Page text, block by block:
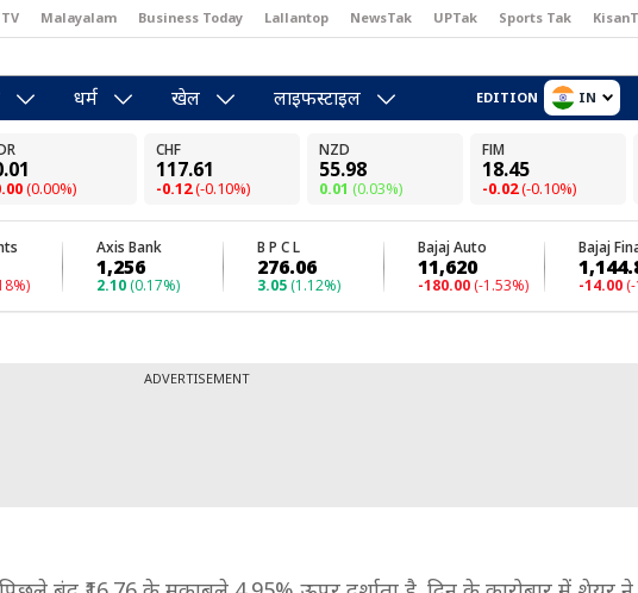
Malayalam Business Today Lallantop NewsTak UPTak Sports Tak
धर्म खेल लाइफस्टाइल EDITION IN
ADVERTISEMENT